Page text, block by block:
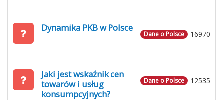
16970
Dane o Polsce
Dynamika PKB w Polsce
12535
Dane o Polsce
Jaki jest wskaźnik cen
towarów i usług
konsumpcyjnych?